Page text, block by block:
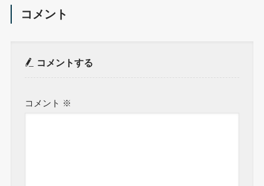
コメント
コメントする
コメント ※